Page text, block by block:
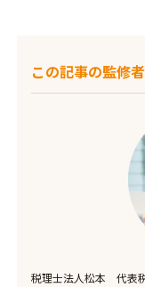
この記事の監修者
税理士法人松本 代表